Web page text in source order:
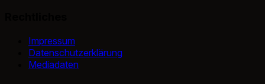
Impressum
Datenschutzerklärung
Mediadaten